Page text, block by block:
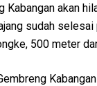
Kabangan akan
sudah
500 meter